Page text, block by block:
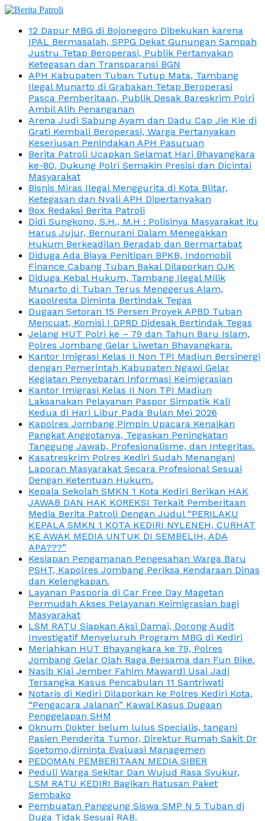
12 Dapur MBG di Bojonegoro Dibekukan karena
IPAL Bermasalah, SPPG Dekat Gunungan Sampah
Justru Tetap Beroperasi, Publik Pertanyakan
Ketegasan dan Transparansi BGN
APH Kabupaten Tuban Tutup Mata, Tambang
Ilegal Munarto di Grabakan Tetap Beroperasi
Pasca Pemberitaan, Publik Desak Bareskrim Polri
Ambil Alih Penanganan
Arena Judi Sabung Ayam dan Dadu Cap Jie Kie di
Grati Kembali Beroperasi, Warga Pertanyakan
Keseriusan Penindakan APH Pasuruan
Berita Patroli Ucapkan Selamat Hari Bhayangkara
ke-80, Dukung Polri Semakin Presisi dan Dicintai
Masyarakat
Bisnis Miras Ilegal Menggurita di Kota Blitar,
Ketegasan dan Nyali APH Dipertanyakan
Box Redaksi Berita Patroli
Didi Sungkono, S.H., M.H : Polisinya Masyarakat itu
Harus Jujur, Bernurani Dalam Menegakkan
Hukum Berkeadilan Beradab dan Bermartabat
Diduga Ada Biaya Penitipan BPKB, Indomobil
Finance Cabang Tuban Bakal Dilaporkan OJK
Diduga Kebal Hukum, Tambang Ilegal Milik
Munarto di Tuban Terus Menggerus Alam,
Kapolresta Diminta Bertindak Tegas
Dugaan Setoran 15 Persen Proyek APBD Tuban
Mencuat, Komisi I DPRD Didesak Bertindak Tegas
Jelang HUT Polri ke – 79 dan Tahun Baru Islam,
Polres Jombang Gelar Liwetan Bhayangkara.
Kantor Imigrasi Kelas II Non TPI Madiun Bersinergi
dengan Pemerintah Kabupaten Ngawi Gelar
Kegiatan Penyebaran Informasi Keimigrasian
Kantor Imigrasi Kelas II Non TPI Madiun
Laksanakan Pelayanan Paspor Simpatik Kali
Kedua di Hari Libur Pada Bulan Mei 2026
Kapolres Jombang Pimpin Upacara Kenaikan
Pangkat Anggotanya, Tegaskan Peningkatan
Tanggung Jawab, Profesionalisme, dan Integritas.
Kasatreskrim Polres Kediri Sudah Menangani
Laporan Masyarakat Secara Profesional Sesuai
Dengan Ketentuan Hukum.
Kepala Sekolah SMKN 1 Kota Kediri Berikan HAK
JAWAB DAN HAK KOREKSI Terkait Pemberitaan
Media Berita Patroli Dengan Judul “PERILAKU
KEPALA SMKN 1 KOTA KEDIRI NYLENEH, CURHAT
KE AWAK MEDIA UNTUK DI SEMBELIH, ADA
APA???”
Kesiapan Pengamanan Pengesahan Warga Baru
PSHT, Kapolres Jombang Periksa Kendaraan Dinas
dan Kelengkapan.
Layanan Pasporia di Car Free Day Magetan
Permudah Akses Pelayanan Keimigrasian bagi
Masyarakat
LSM RATU Siapkan Aksi Damai, Dorong Audit
Investigatif Menyeluruh Program MBG di Kediri
Meriahkan HUT Bhayangkara ke 79, Polres
Jombang Gelar Olah Raga Bersama dan Fun Bike.
Nasib Kiai Jember Fahim Mawardi Usai Jadi
Tersangka Kasus Pencabulan 11 Santriwati
Notaris di Kediri Dilaporkan ke Polres Kediri Kota,
“Pengacara Jalanan” Kawal Kasus Dugaan
Penggelapan SHM
Oknum Dokter belum lulus Specialis, tangani
Pasien Penderita Tumor, Direktur Rumah Sakit Dr
Soetomo,diminta Evaluasi Managemen
PEDOMAN PEMBERITAAN MEDIA SIBER
Peduli Warga Sekitar Dan Wujud Rasa Syukur,
LSM RATU KEDIRI Bagikan Ratusan Paket
Sembako
Pembuatan Panggung Siswa SMP N 5 Tuban di
Duga Tidak Sesuai RAB.